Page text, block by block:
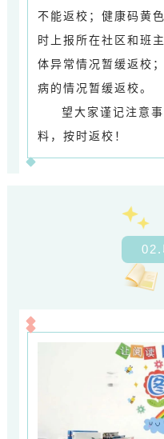
不能返校； 健康码黄
时上报所在社区和班主
体异常情况暂缓返校；
病的情况暂缓返校。
望大家谨记注意
料，按时返校！
02.